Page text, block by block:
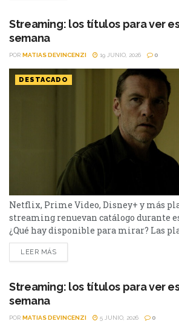
pendientes o pensabas volver a verlas,...
Streaming: los títulos para ver
semana
POR MATIAS DEVINCENZI 19 JUNIO, 2026 0
DESTACADO
Netflix, Prime Video, Disney+ y más
streaming renuevan catálogo durante
¿Qué hay disponible para mirar? Las
fuerte con una batería de lanzamientos
producciones locales y adaptaciones
el menú tiene de todo. I Will Find You -
encontraré es una miniserie basada en...
LEER MÁS
Streaming: los títulos para ver
semana
POR MATIAS DEVINCENZI 5 JUNIO, 2026 0